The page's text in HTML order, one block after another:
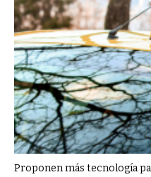
Proponen más tecnología